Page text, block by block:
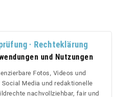
· Rechteklärung
und Nutzungen
Fotos, Videos und
Media und redaktionelle
nachvollziehbar, fair und